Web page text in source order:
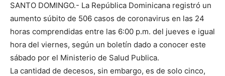
SANTO DOMINGO.- La República Dominicana registró un
aumento súbito de 506 casos de coronavirus en las 24
horas comprendidas entre las 6:00 p.m. del jueves e igual
hora del viernes, según un boletín dado a conocer este
sábado por el Ministerio de Salud Publica.
La cantidad de decesos, sin embargo, es de solo cinco,